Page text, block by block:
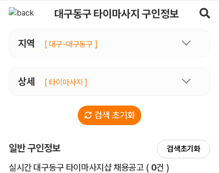
대구동구 타이마사지 구인정보
지역 [ 대구-대구동구 ]
상세 [ 타이마사지 ]
검색 초기화
일반 구인정보 검색초기화
실시간 대구동구 타이마사지샵 채용공고 전체 목록
( 0건 )